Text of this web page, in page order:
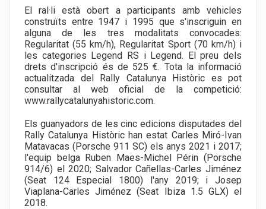
El ral·li està obert a participants amb vehicles
construïts entre 1947 i 1995 que s'inscriguin en
alguna de les tres modalitats convocades:
Regularitat (55 km/h), Regularitat Sport (70 km/h) i
les categories Legend RS i Legend. El preu dels
drets d'inscripció és de 525 €. Tota la informació
actualitzada del Rally Catalunya Històric es pot
consultar al web oficial de la competició:
www.rallycatalunyahistoric.com.
Els guanyadors de les cinc edicions disputades del
Rally Catalunya Històric han estat Carles Miró-Ivan
Matavacas (Porsche 911 SC) els anys 2021 i 2017;
l'equip belga Ruben Maes-Michel Périn (Porsche
914/6) el 2020; Salvador Cañellas-Carles Jiménez
(Seat 124 Especial 1800) l'any 2019; i Josep
Viaplana-Carles Jiménez (Seat Ibiza 1.5 GLX) el
2018.